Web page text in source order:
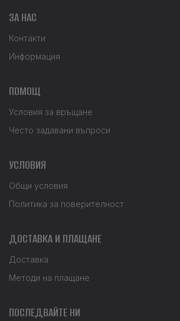
ЗА НАС
Контакти
Информация
ПОМОЩ
Условия за връщане
Често задавани въпроси
УСЛОВИЯ
Общи условия
Политика за поверителност
ДОСТАВКА И ПЛАЩАНЕ
Доставка
Методи на плащане
ПОСЛЕДВАЙТЕ НИ